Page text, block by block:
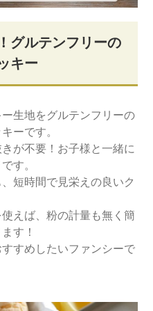
グルテンフリーの
キー
生地をグルテンフリーの
ーです。
が不要！お子様と一緒に
す。
短時間で見栄えの良いク
えば、粉の計量も無く簡
す！
すめしたいファンシーで